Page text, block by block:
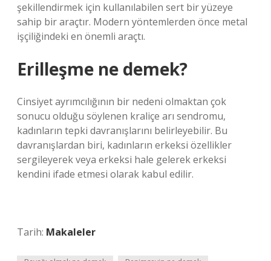
şekillendirmek için kullanılabilen sert bir yüzeye
sahip bir araçtır. Modern yöntemlerden önce metal
işçiliğindeki en önemli araçtı.
Erilleşme ne demek?
Cinsiyet ayrımcılığının bir nedeni olmaktan çok
sonucu olduğu söylenen kraliçe arı sendromu,
kadınların tepki davranışlarını belirleyebilir. Bu
davranışlardan biri, kadınların erkeksi özellikler
sergileyerek veya erkeksi hale gelerek erkeksi
kendini ifade etmesi olarak kabul edilir.
Tarih: Makaleler